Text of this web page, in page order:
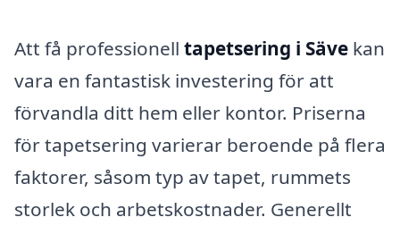
Att få professionell tapetsering i Säve kan
vara en fantastisk investering för att
förvandla ditt hem eller kontor. Priserna
för tapetsering varierar beroende på flera
faktorer, såsom typ av tapet, rummets
storlek och arbetskostnader. Generellt